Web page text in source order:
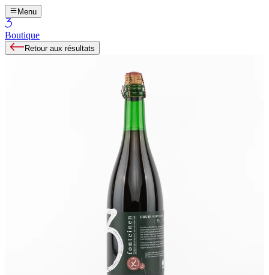
Menu
Boutique
Retour aux résultats